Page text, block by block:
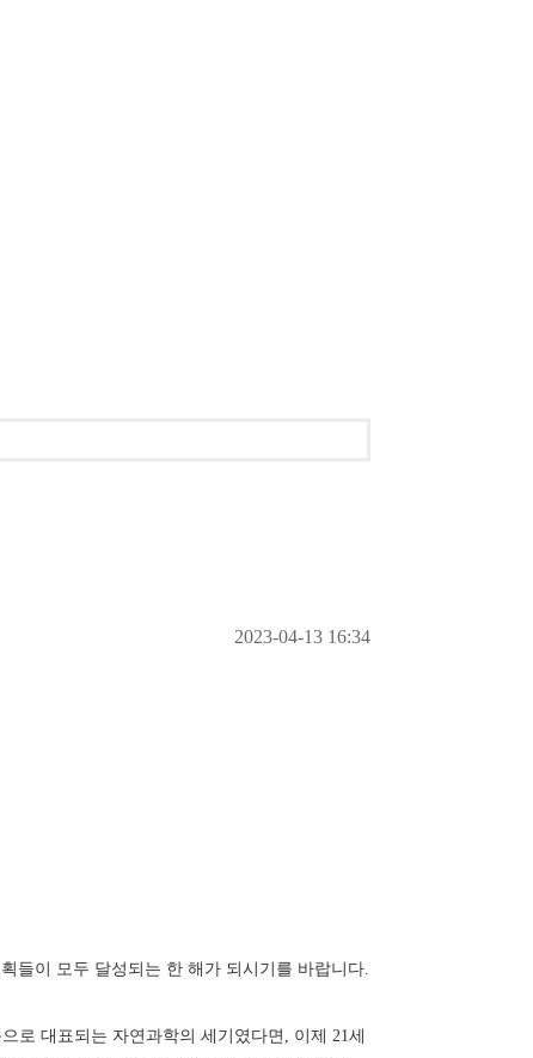
2023-04-13 16:34
들이 모두 달성되는 한 해가 되시기를 바랍니다.
로 대표되는 자연과학의 세기였다면, 이제 21세